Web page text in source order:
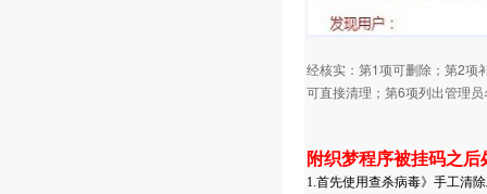
经核实：第1 项可删除；第2项
可直接清理；第6项列出管理
附织梦程序被挂码之后
1.首先使用查杀病毒》手工清